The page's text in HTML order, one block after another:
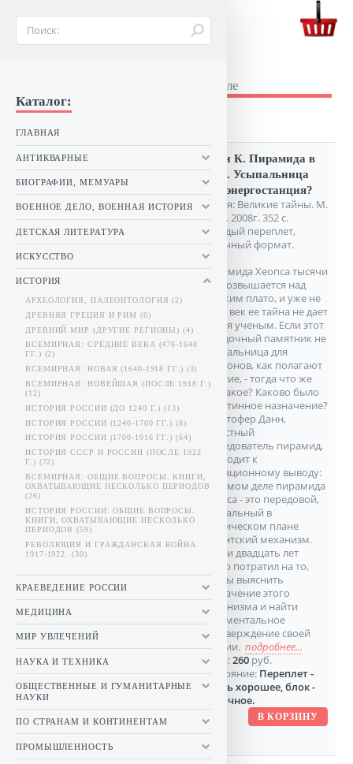
Букинистические книги в Ставрополе
Древний мир (другие регионы)
Данн К. Пирамида в
Гизе. Усыпальница
или энергостанция?
Серия: Великие тайны. М.
Вече. 2008г. 352 с.
Твердый переплет,
Обычный формат.
Пирамида Хеопса тысячи
лет возвышается над
Гизским плато, и уже не
один век ее тайна не дает
покоя ученым. Если этот
загадочный памятник не
усыпальница для
фараонов, как полагают
многие, - тогда что же
это такое? Каково было
ее истинное назначение?
Кристофер Данн,
известный
исследователь пирамид,
приходит к
сенсационному выводу:
на самом деле пирамида
Хеопса - это передовой,
уникальный в
техническом плане
гигантский механизм.
Почти двадцать лет
автор потратил на то,
чтобы выяснить
назначение этого
механизма и найти
документальное
подтверждение своей
теории. подробнее...
Цена:260руб.
Состояние: Переплет -
очень хорошее, блок -
отличное.
Каталог:
ГЛАВНАЯ
АНТИКВАРНЫЕ
БИОГРАФИИ, МЕМУАРЫ
ВОЕННОЕ ДЕЛО, ВОЕННАЯ ИСТОРИЯ
ДЕТСКАЯ ЛИТЕРАТУРА
ИСКУССТВО
ИСТОРИЯ
АРХЕОЛОГИЯ, ПАЛЕОНТОЛОГИЯ (2)
ДРЕВНЯЯ ГРЕЦИЯ И РИМ (6)
ДРЕВНИЙ МИР (ДРУГИЕ РЕГИОНЫ) (4)
ВСЕМИРНАЯ: СРЕДНИЕ ВЕКА (476-1640
ГГ.) (2)
ВСЕМИРНАЯ: НОВАЯ (1640-1918 ГГ.) (3)
ВСЕМИРНАЯ: НОВЕЙШАЯ (ПОСЛЕ 1918 Г.)
(12)
ИСТОРИЯ РОССИИ (ДО 1240 Г.) (13)
ИСТОРИЯ РОССИИ (1240-1700 ГГ.) (8)
ИСТОРИЯ РОССИИ (1700-1916 ГГ.) (64)
ИСТОРИЯ СССР И РОССИИ (ПОСЛЕ 1922
Г.) (72)
ВСЕМИРНАЯ: ОБЩИЕ ВОПРОСЫ. КНИГИ,
ОХВАТЫВАЮЩИЕ НЕСКОЛЬКО ПЕРИОДОВ
(26)
ИСТОРИЯ РОССИИ: ОБЩИЕ ВОПРОСЫ.
КНИГИ, ОХВАТЫВАЮЩИЕ НЕСКОЛЬКО
ПЕРИОДОВ (59)
РЕВОЛЮЦИЯ И ГРАЖДАНСКАЯ ВОЙНА
1917-1922. (30)
КРАЕВЕДЕНИЕ РОССИИ
МЕДИЦИНА
МИР УВЛЕЧЕНИЙ
НАУКА И ТЕХНИКА
ОБЩЕСТВЕННЫЕ И ГУМАНИТАРНЫЕ
НАУКИ
ПО СТРАНАМ И КОНТИНЕНТАМ
ПРОМЫШЛЕННОСТЬ